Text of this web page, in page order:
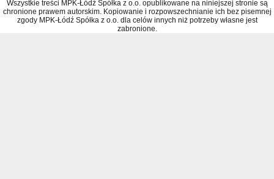
Wszystkie treści MPK-Łódź Spółka z o.o. opublikowane na niniejszej stronie są
chronione prawem autorskim. Kopiowanie i rozpowszechnianie ich bez pisemnej
zgody MPK-Łódź Spółka z o.o. dla celów innych niż potrzeby własne jest
zabronione.